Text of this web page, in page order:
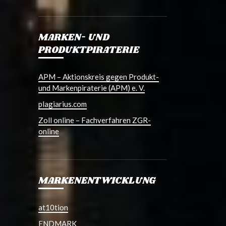
MARKEN- UND
PRODUKTPIRATERIE
APM – Aktionskreis gegen Produkt-
und Markenpiraterie (APM) e. V.
plagiarius.com
Zoll online – Fachverfahren ZGR-
online
MARKENENTWICKLUNG
at10tion
ENDMARK